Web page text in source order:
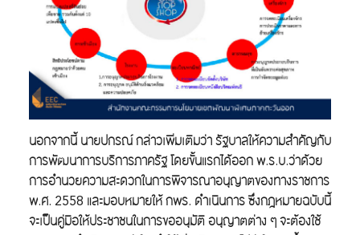
นอกจากนี้ นายปกรณ์ กล่าวเพิ่มเติมว่า รัฐบาลให้ความสำคัญกับ
การพัฒนาการบริการภาครัฐ โดยขั้นแรกได้ออก พ.ร.บ.ว่าด้วย
การอำนวยความสะดวกในการพิจารณาอนุญาตของทางราชการ
พ.ศ. 2558 และมอบหมายให้ กพร. ดำเนินการ ซึ่งกฎหมายฉบับนี้
จะเป็นคู่มือให้ประชาชนในการขออนุมัติ อนุญาตต่าง ๆ จะต้องใช้